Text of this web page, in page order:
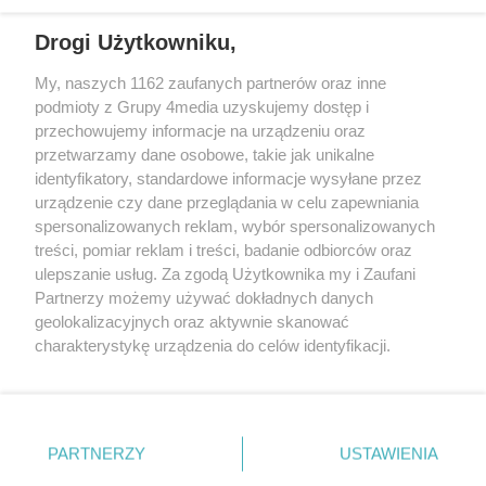
REKLAMA
Reklama Kontakt
Informacja o Nadawcy
Szukaj
Drogi Użytkowniku,
My, naszych 1162 zaufanych partnerów oraz inne
podmioty z Grupy 4media uzyskujemy dostęp i
przechowujemy informacje na urządzeniu oraz
przetwarzamy dane osobowe, takie jak unikalne
identyfikatory, standardowe informacje wysyłane przez
urządzenie czy dane przeglądania w celu zapewniania
spersonalizowanych reklam, wybór spersonalizowanych
treści, pomiar reklam i treści, badanie odbiorców oraz
ulepszanie usług. Za zgodą Użytkownika my i Zaufani
Partnerzy możemy używać dokładnych danych
geolokalizacyjnych oraz aktywnie skanować
charakterystykę urządzenia do celów identyfikacji.
zmienić/wycofać klikając przycisk ustawień prywatności
znajdujący się w lewym dolnym rogu strony
. Niektóre
PARTNERZY USTAWIENIA